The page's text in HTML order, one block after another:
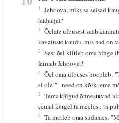
1
Jehoova, miks sa seisad
hädaajal?
2 Õelate ülbusest saab
kavaluste kaudu, mis nad on
3 Sest õel kiitleb oma hinge
laimab Jehoovat!
4 Õel oma ülbuses hoopleb:
ei ole!" - need on kõik tema
5 Tema käigud õnnestuvad
eemal kõrgel ta meelest; ta
6 Ta mõtleb oma südames: